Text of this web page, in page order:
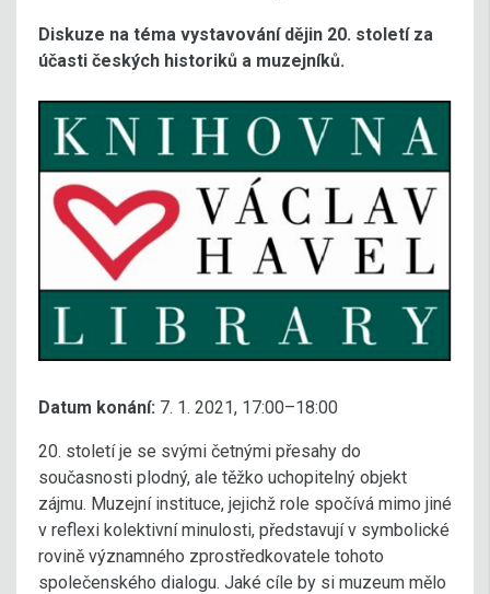
Diskuze na téma vystavování dějin 20. století za
účasti českých historiků a muzejníků.
Datum konání: 7. 1. 2021, 17:00–18:00
20. století je se svými četnými přesahy do
současnosti plodný, ale těžko uchopitelný objekt
zájmu. Muzejní instituce, jejichž role spočívá mimo jiné
v reflexi kolektivní minulosti, představují v symbolické
rovině významného zprostředkovatele tohoto
společenského dialogu. Jaké cíle by si muzeum mělo